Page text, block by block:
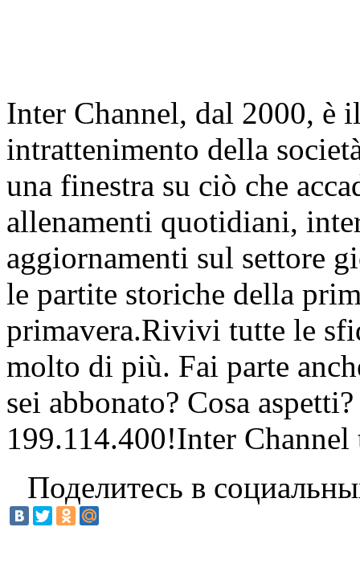
Inter Channel, dal 2000, è
intrattenimento della
una finestra su ciò che
allenamenti quotidiani,
aggiornamenti sul settore
le partite storiche della
primavera.Rivivi tutte le
molto di più. Fai parte
sei abbonato? Cosa
199.114.400!Inter Channel
Поделитесь в